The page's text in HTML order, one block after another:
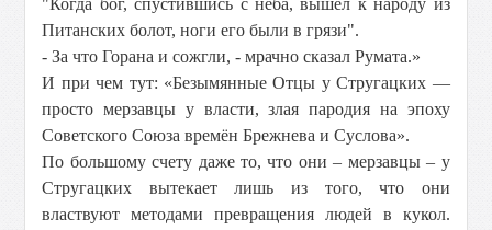
"Когда бог, спустившись с неба, вышел к народу из
Питанских болот, ноги его были в грязи".
- За что Горана и сожгли, - мрачно сказал Румата.»
И при чем тут: «Безымянные Отцы у Стругацких —
просто мерзавцы у власти, злая пародия на эпоху
Советского Союза времён Брежнева и Суслова».
По большому счету даже то, что они – мерзавцы – у
Стругацких вытекает лишь из того, что они
властвуют методами превращения людей в кукол.